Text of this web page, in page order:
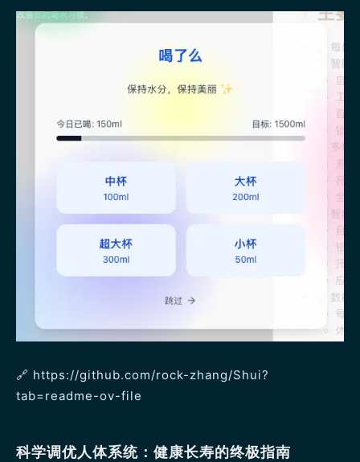
🔗 https://github.com/rock-zhang/Shui?
tab=readme-ov-file
科学调优人体系统：健康长寿的终极指南